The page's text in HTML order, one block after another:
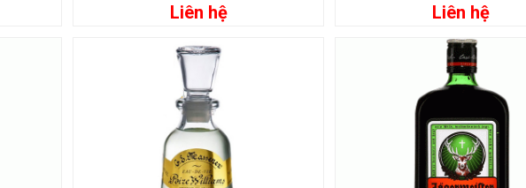
Đọc tiếp
Liên hệ
Đọc tiếp
Liên hệ